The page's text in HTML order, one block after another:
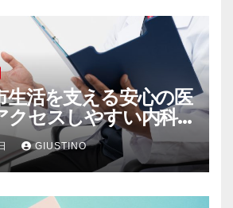
生活を支える安心の医
クセスしやすい内科
GIUSTINO